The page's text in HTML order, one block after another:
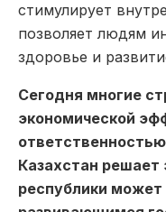
стимулирует
позволяет людям
здоровье и
Сегодня многие
экономической
Казахстан решает
республики